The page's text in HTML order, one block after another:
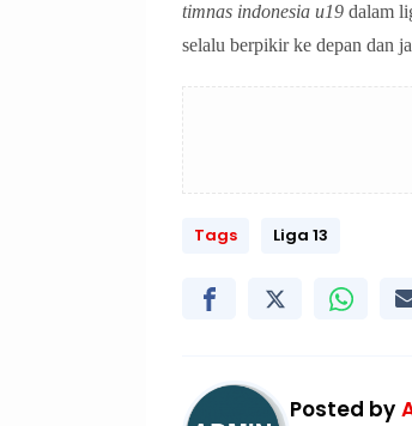
timnas indonesia u19 dalam
selalu berpikir ke depan dan
Tags Liga 13
Posted by